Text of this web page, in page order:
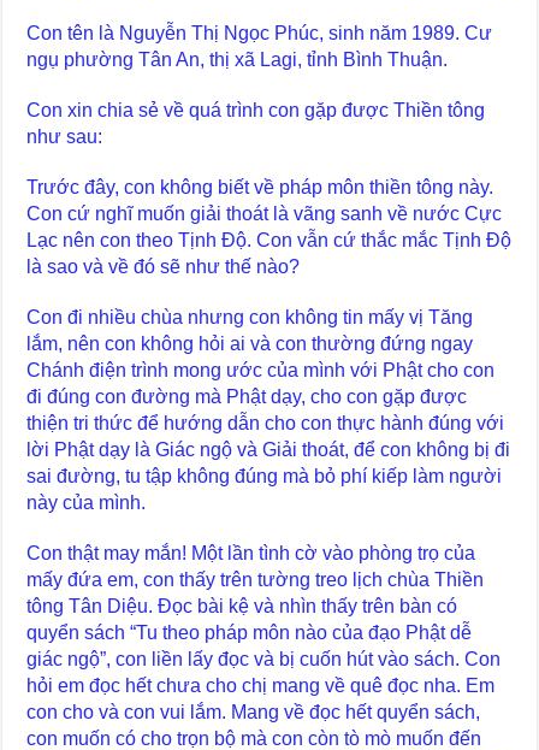
Con tên là Nguyễn Thị Ngọc Phúc, sinh năm 1989. Cư
ngụ phường Tân An, thị xã Lagi, tỉnh Bình Thuận.
Con xin chia sẻ về quá trình con gặp được Thiền tông
như sau:
Trước đây, con không biết về pháp môn thiền tông này.
Con cứ nghĩ muốn giải thoát là vãng sanh về nước Cực
Lạc nên con theo Tịnh Độ. Con vẫn cứ thắc mắc Tịnh Độ
là sao và về đó sẽ như thế nào?
Con đi nhiều chùa nhưng con không tin mấy vị Tăng
lắm, nên con không hỏi ai và con thường đứng ngay
Chánh điện trình mong ước của mình với Phật cho con
đi đúng con đường mà Phật dạy, cho con gặp được
thiện tri thức để hướng dẫn cho con thực hành đúng với
lời Phật dạy là Giác ngộ và Giải thoát, để con không bị đi
sai đường, tu tập không đúng mà bỏ phí kiếp làm người
này của mình.
Con thật may mắn! Một lần tình cờ vào phòng trọ của
mấy đứa em, con thấy trên tường treo lịch chùa Thiền
tông Tân Diệu. Đọc bài kệ và nhìn thấy trên bàn có
quyển sách “Tu theo pháp môn nào của đạo Phật dễ
giác ngộ”, con liền lấy đọc và bị cuốn hút vào sách. Con
hỏi em đọc hết chưa cho chị mang về quê đọc nha. Em
con cho và con vui lắm. Mang về đọc hết quyển sách,
con muốn có cho trọn bộ mà con còn tò mò muốn đến